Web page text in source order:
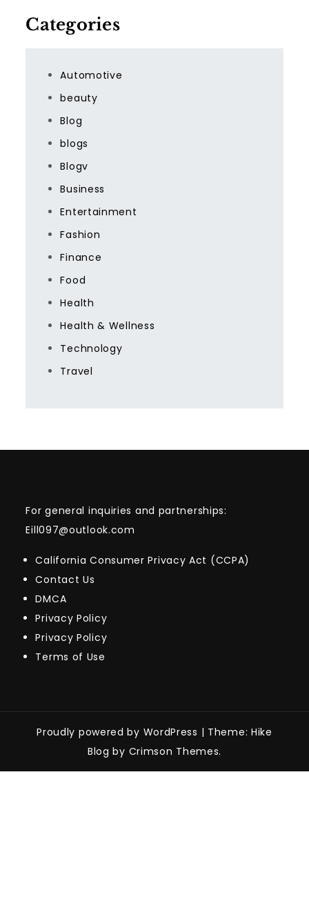
Categories
Automotive
beauty
Blog
blogs
Blogv
Business
Entertainment
Fashion
Finance
Food
Health
Health & Wellness
Technology
Travel
For general inquiries and partnerships:
Eill097@outlook.com
California Consumer Privacy Act (CCPA)
Contact Us
DMCA
Privacy Policy
Privacy Policy
Terms of Use
Proudly powered by WordPress | Theme: Hike
Blog by Crimson Themes.